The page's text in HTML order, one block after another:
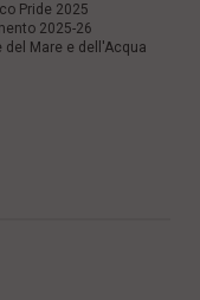
Pride 2025
2025-26
del Mare e dell'Acqua